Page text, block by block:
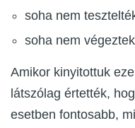
soha nem
soha nem
Amikor kinyitottuk
látszólag értették,
esetben fontosabb,